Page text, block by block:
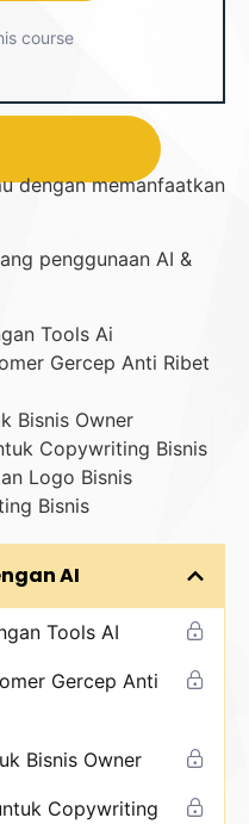
course
dengan memanfaatkan
penggunaan AI &
Tools Ai
Gercep Anti Ribet
Bisnis Owner
Copywriting Bisnis
Logo Bisnis
Bisnis
AI
Tools AI
Gercep Anti
Bisnis Owner
Copywriting